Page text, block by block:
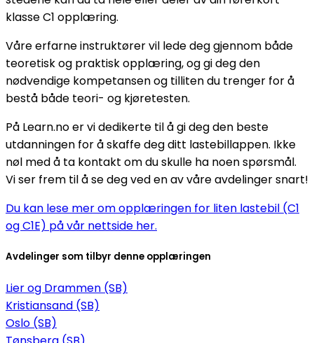
klasse C1 opplæring.
Våre erfarne instruktører vil lede deg gjennom både
teoretisk og praktisk opplæring, og gi deg den
nødvendige kompetansen og tilliten du trenger for å
bestå både teori- og kjøretesten.
På Learn.no er vi dedikerte til å gi deg den beste
utdanningen for å skaffe deg ditt lastebillappen. Ikke
nøl med å ta kontakt om du skulle ha noen spørsmål.
Vi ser frem til å se deg ved en av våre avdelinger snart!
Du kan lese mer om opplæringen for liten lastebil (C1
og C1E) på vår nettside her.
Avdelinger som tilbyr denne opplæringen
Lier og Drammen (SB)
Kristiansand (SB)
Oslo (SB)